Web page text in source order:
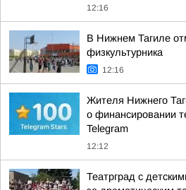
12:16
В Нижнем Тагиле
физкультурника
12:16
Жителя Нижнего
о финансировании
Telegram
12:12
Театрград с